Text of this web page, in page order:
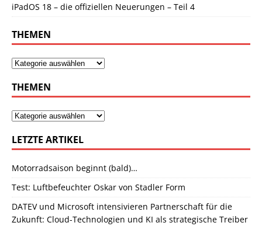
iPadOS 18 – die offiziellen Neuerungen – Teil 4
THEMEN
THEMEN
LETZTE ARTIKEL
Motorradsaison beginnt (bald)…
Test: Luftbefeuchter Oskar von Stadler Form
DATEV und Microsoft intensivieren Partnerschaft für die
Zukunft: Cloud-Technologien und KI als strategische Treiber